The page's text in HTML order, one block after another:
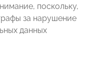
поскольку,
за нарушение
данных